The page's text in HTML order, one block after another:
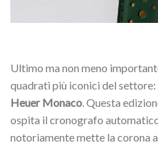
Ultimo ma non meno
quadrati più iconici del settore:
Heuer Monaco. Questa
ospita il cronografo
notoriamente mette la corona